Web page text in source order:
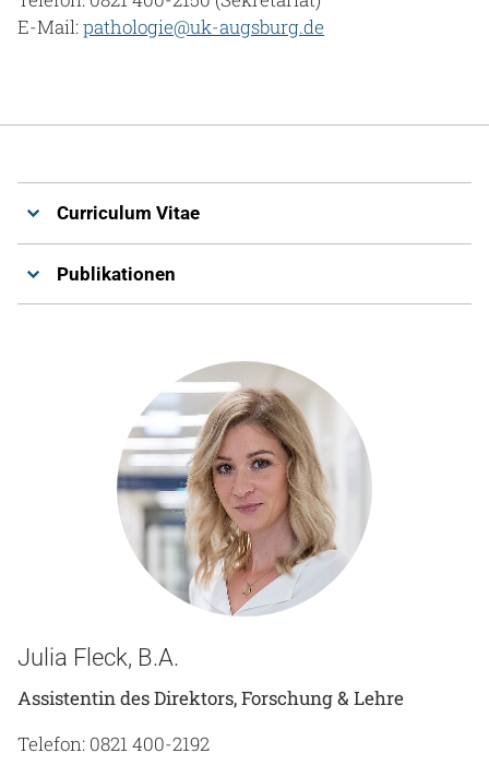
E-Mail:pathologie@uk-augsburg.de
Curriculum Vitae
Publikationen
Julia Fleck, B.A.
Assistentin des Direktors, Forschung & Lehre
Telefon: 0821 400-2192